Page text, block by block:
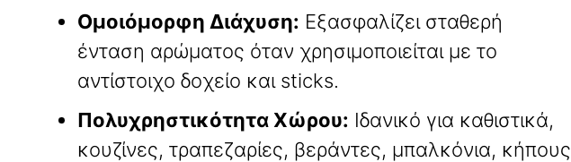
Ομοιόμορφη Διάχυση: Εξασφαλίζει σταθερή
ένταση αρώματος όταν χρησιμοποιείται με το
αντίστοιχο δοχείο και sticks.
Πολυχρηστικότητα Χώρου: Ιδανικό για καθιστικά,
κουζίνες, τραπεζαρίες, βεράντες, μπαλκόνια, κήπους